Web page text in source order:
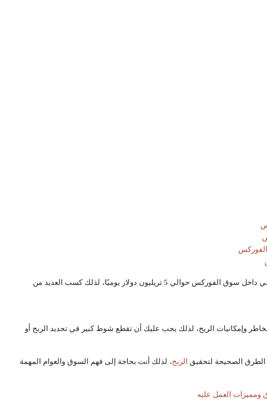
حيث أصبح التداول اليومي داخل سوق الفوركس حوالي 5 تريليون دولار يوميًا، لذلك كسب العديد من
وإمكانيات الربح، لذلك يجب عليك أن تقطع شوط كبير في تحديد الربح أو
الصحيحة لتحقيق الربح، لذلك أنت بحاجة إلى فهم السوق والعوام المهمة
ومميزات العمل عليه